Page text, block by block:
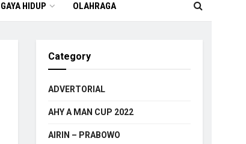
GAYA HIDUP OLAHRAGA
Category
ADVERTORIAL
AHY A MAN CUP 2022
AIRIN – PRABOWO